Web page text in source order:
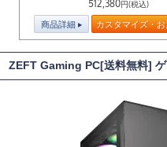
512,380円(税込)
商品詳細 カスタマイズ・
ZEFT Gaming PC[送料無料]